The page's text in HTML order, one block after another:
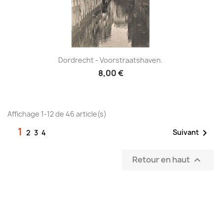
Dordrecht - Voorstraatshaven.
8,00 €
Affichage 1-12 de 46 article(s)
1 2 3 4 Suivant 
Retour en haut 